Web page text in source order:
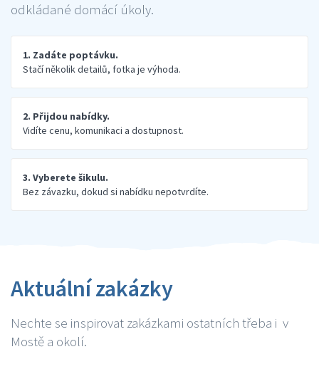
odkládané domácí úkoly.
1. Zadáte poptávku.
Stačí několik detailů, fotka je výhoda.
2. Přijdou nabídky.
Vidíte cenu, komunikaci a dostupnost.
3. Vyberete šikulu.
Bez závazku, dokud si nabídku nepotvrdíte.
Aktuální zakázky
Nechte se inspirovat zakázkami ostatních třeba i v
Mostě a okolí.